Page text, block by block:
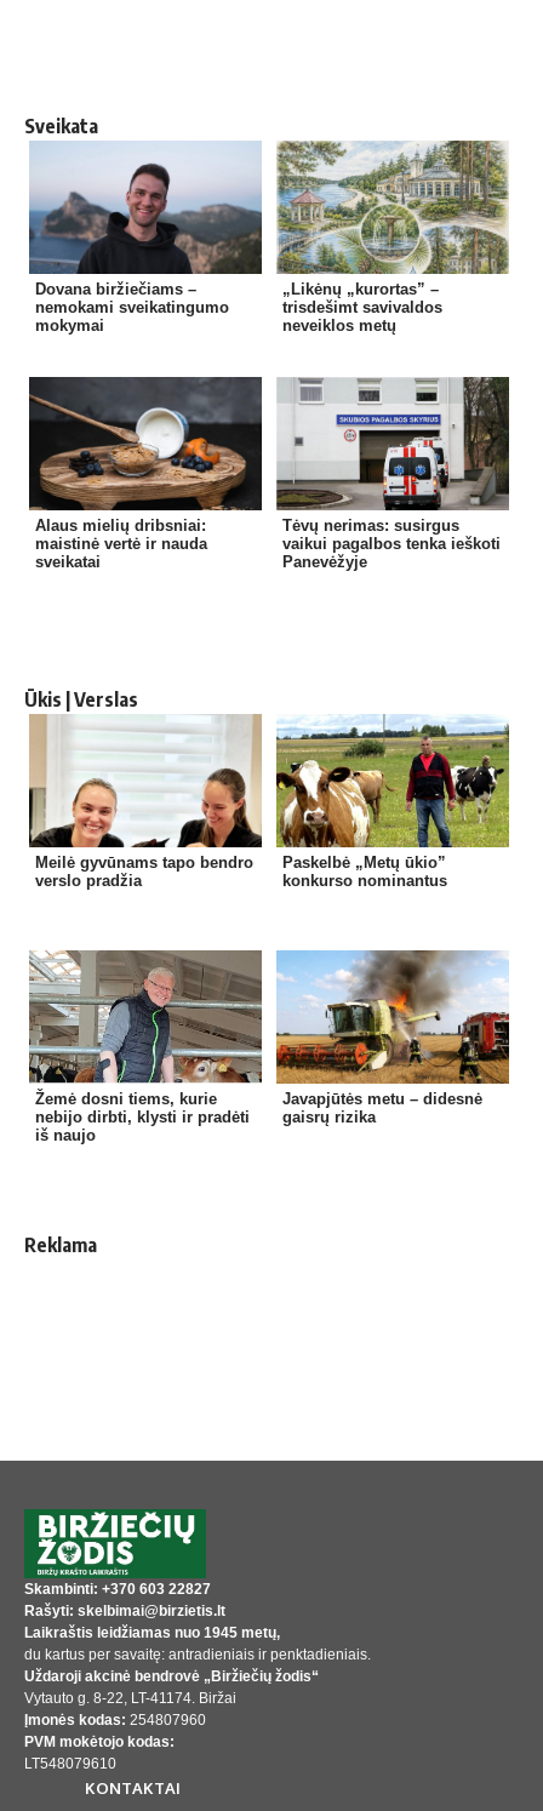
Sveikata
Dovana biržiečiams –
nemokami sveikatingumo
mokymai
„Likėnų „kurortas” –
trisdešimt savivaldos
neveiklos metų
Alaus mielių dribsniai:
maistinė vertė ir nauda
sveikatai
Tėvų nerimas: susirgus
vaikui pagalbos tenka ieškoti
Panevėžyje
Ūkis | Verslas
Meilė gyvūnams tapo bendro
verslo pradžia
Paskelbė „Metų ūkio”
konkurso nominantus
Žemė dosni tiems, kurie
nebijo dirbti, klysti ir pradėti
iš naujo
Javapjūtės metu – didesnė
gaisrų rizika
Reklama
Skambinti: +370 603 22827
Rašyti: skelbimai@birzietis.lt
Laikraštis leidžiamas nuo 1945 metų,
du kartus per savaitę: antradieniais ir penktadieniais.
Uždaroji akcinė bendrovė „Biržiečių žodis“
Vytauto g. 8-22, LT-41174. Biržai
Įmonės kodas: 254807960
PVM mokėtojo kodas:
LT548079610
KONTAKTAI